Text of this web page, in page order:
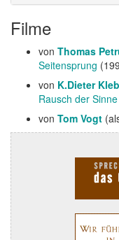
Filme
von Thomas
Seitensprung
von K.Dieter
Rausch der Sinne
von Tom Vogt